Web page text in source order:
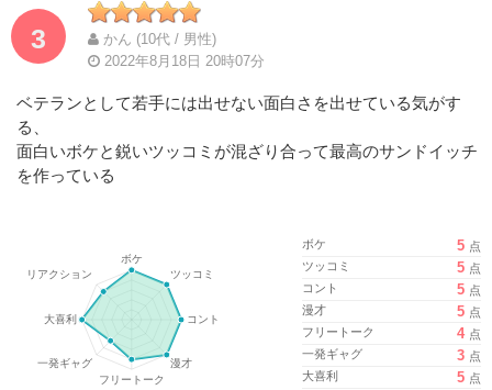
3
かん (10代 / 男性)
2022年8月18日 20時07分
ベテランとして若手には出せない面白さを出せている気がす
る、
面白いボケと鋭いツッコミが混ざり合って最高のサンドイッチ
を作っている
ボケ 5 点
ツッコミ
5 点
コント
5 点
漫才
5 点
フリートーク
4 点
一発ギャグ
3 点
大喜利
5 点